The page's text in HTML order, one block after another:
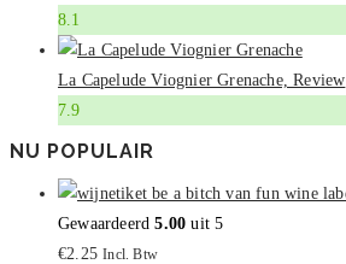
8.1
La Capelude Viognier Grenache, Review
7.9
NU POPULAIR
Gewaardeerd5.00 uit 5
€2.25 Incl. Btw